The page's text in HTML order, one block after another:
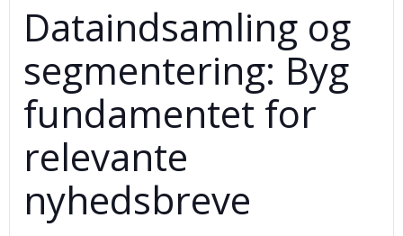
Dataindsamling og
segmentering: Byg
fundamentet for
relevante
nyhedsbreve